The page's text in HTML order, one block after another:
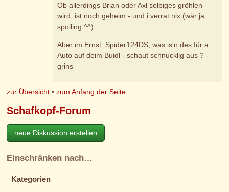
Ob allerdings Brian oder Axl selbiges gröhlen
wird, ist noch geheim - und i verrat nix (wär ja
spoiling ^^)
Aber im Ernst: Spider124DS, was is'n des für a
Auto auf deim Buidl - schaut schnucklig aus ? -
grins
zur Übersicht •zum Anfang der Seite
Schafkopf-Forum
neue Diskussion erstellen
Einschränken nach…
Kategorien